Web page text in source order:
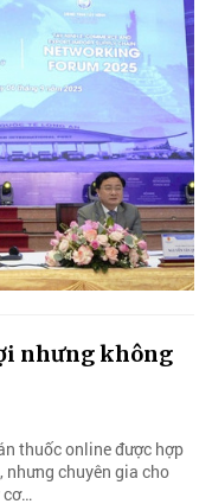
nhưng không
thuốc online được hợp
chuyên gia cho
cơ…